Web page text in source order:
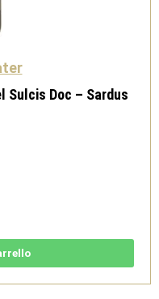
Sulcis Doc – Sardus